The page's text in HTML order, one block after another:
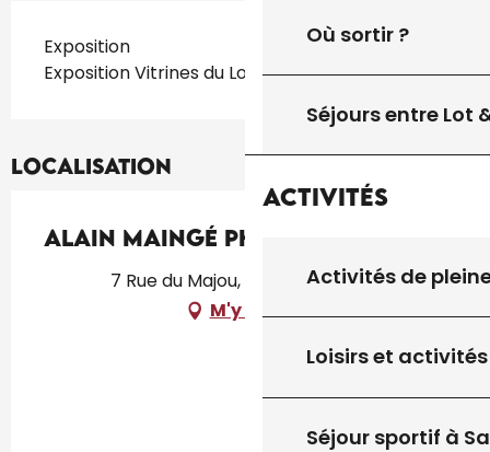
Où sortir ?
Séjours entre Lot
Activités
Activités de
Loisirs et activités
Séjour sportif à
Exposition
Exposition Vitrines du Lot
Localisation
Alain Maingé Photalma
7 Rue du Majou, 46300 Gourdon
M'y rendre